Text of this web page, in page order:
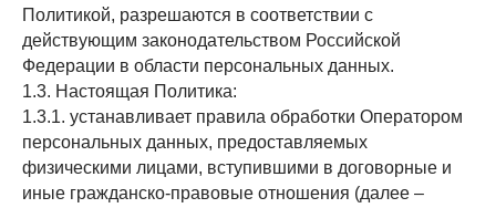
Политикой, разрешаются в соответствии с
действующим законодательством Российской
Федерации в области персональных данных.
1.3. Настоящая Политика:
1.3.1. устанавливает правила обработки Оператором
персональных данных, предоставляемых
физическими лицами, вступившими в договорные и
иные гражданско-правовые отношения (далее –